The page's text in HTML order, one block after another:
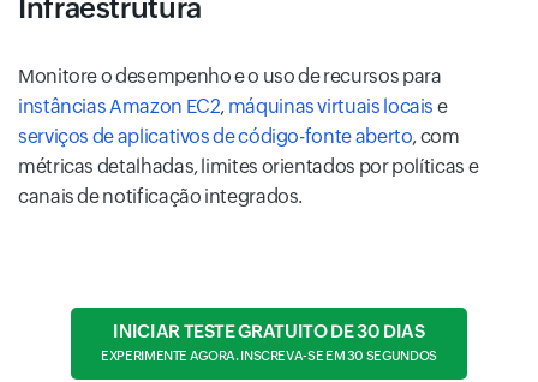
Infraestrutura
Monitore o desempenho e o uso de recursos para
instâncias Amazon EC2, máquinas virtuais locais e
serviços de aplicativos de código-fonte aberto, com
métricas detalhadas, limites orientados por políticas e
canais de notificação integrados.
INICIAR TESTE GRATUITO DE 30 DIAS
EXPERIMENTE AGORA. INSCREVA-SE EM 30 SEGUNDOS